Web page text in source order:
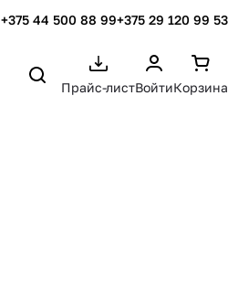
+375 44 500 88 99+375 29 120 99 53
Прайс-листВойтиКорзина